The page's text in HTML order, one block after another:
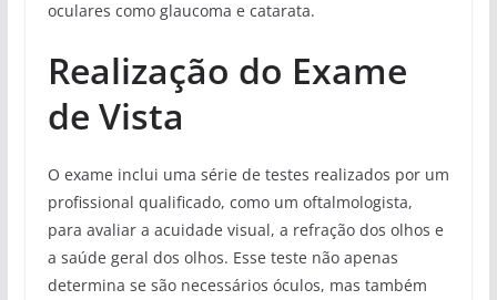
oculares como glaucoma e catarata.
Realização do Exame
de Vista
O exame inclui uma série de testes realizados por um
profissional qualificado, como um oftalmologista,
para avaliar a acuidade visual, a refração dos olhos e
a saúde geral dos olhos. Esse teste não apenas
determina se são necessários óculos, mas também